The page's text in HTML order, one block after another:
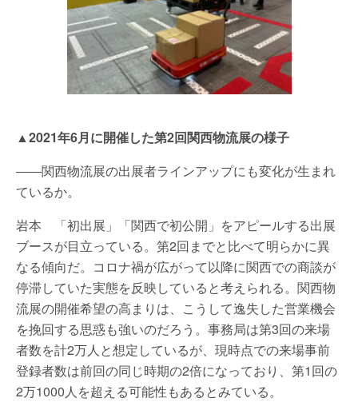
▲2021年6月に開催した第2回関西物流展の様子
――関西物流展の出展者ラインアップにも変化が生まれ
ているか。
岩本 「初出展」「関西で初公開」をアピールする出展
ブースが目立っている。第2回までと比べて明らかに異
なる傾向だ。コロナ禍が広がって以降に関西での商談が
停滞していた実態を反映していると考えられる。関西物
流展の開催希望の高まりは、こうして逸失した営業機会
を挽回する思惑も強いのだろう。事務局は第3回の来場
者数を計2万人と想定しているが、現時点での来場事前
登録者数は前回の同じ時期の2倍になっており、第1回の
2万1000人を超える可能性もあるとみている。